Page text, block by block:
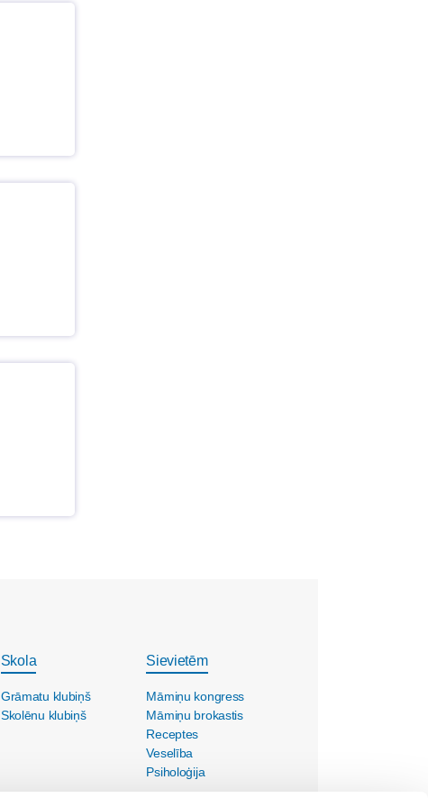
Skola
Grāmatu klubiņš
Skolēnu klubiņš
Sievietēm
Māmiņu kongress
Māmiņu brokastis
Receptes
Veselība
Psiholoģija